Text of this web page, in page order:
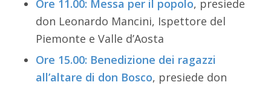
Ore 11.00: Messa per il popolo, presiede
don Leonardo Mancini, Ispettore del
Piemonte e Valle d’Aosta
Ore 15.00: Benedizione dei ragazzi
all’altare di don Bosco, presiede don